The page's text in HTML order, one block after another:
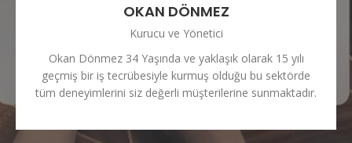
OKAN DÖNMEZ
Kurucu ve Yönetici
Okan Dönmez 34 Yaşında ve yaklaşık olarak 15 yılı
geçmiş bir iş tecrübesiyle kurmuş olduğu bu sektörde
tüm deneyimlerini siz değerli müşterilerine sunmaktadır.